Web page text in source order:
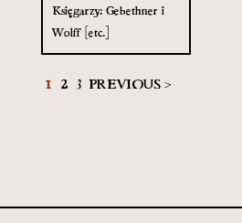
Księgarzy: Gebethner i
Wolff [etc.]
1 2 3 PREVIOUS >